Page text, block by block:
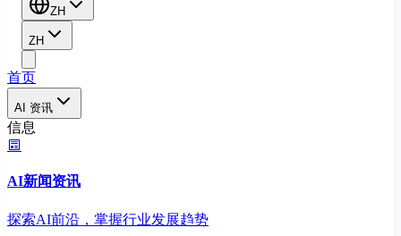
ZH
ZH
首页
AI 资讯
信息
AI新闻资讯
探索AI前沿，掌握行业发展趋势